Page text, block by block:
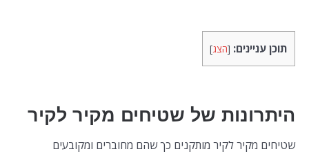
תוכן עניינים: [הצג]
היתרונות של שטיחים מקיר לקיר
שטיחים מקיר לקיר מותקנים כך שהם מחוברים ומקובעים